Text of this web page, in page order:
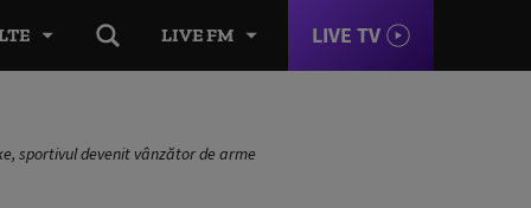
LIVE FM LIVE TV
sportivul devenit vânzător de arme